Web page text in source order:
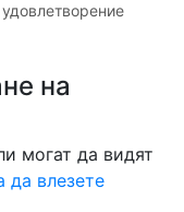
на
могат да видят
да влезете